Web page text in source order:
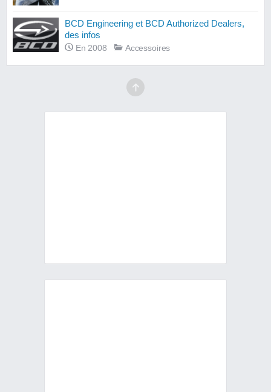
BCD Engineering et BCD Authorized Dealers,
des infos
En 2008 Accessoires